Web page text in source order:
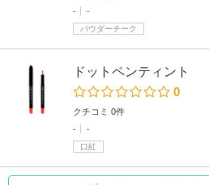
-
-
パウダーチーク
ドットペンティント
0
クチコミ 0件
-
-
口紅